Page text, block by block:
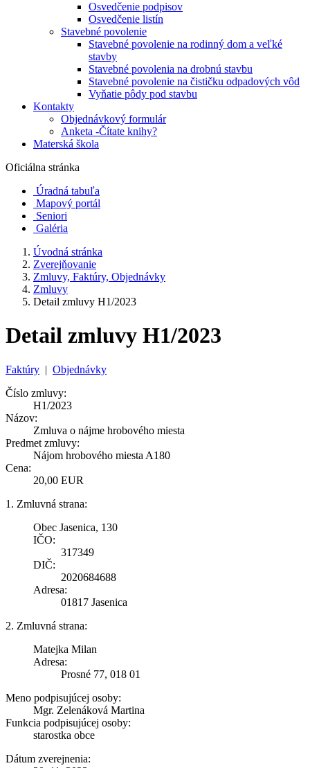
Osvedčenie podpisov
Osvedčenie listín
Stavebné povolenie
Stavebné povolenie na rodinný dom a veľké
stavby
Stavebné povolenia na drobnú stavbu
Stavebné povolenie na čističku odpadových vôd
Vyňatie pôdy pod stavbu
Kontakty
Objednávkový formulár
Anketa -Čítate knihy?
Materská škola
Oficiálna stránka
Úradná tabuľa
Mapový portál
Seniori
Galéria
Úvodná stránka
Zverejňovanie
Zmluvy, Faktúry, Objednávky
Zmluvy
Detail zmluvy H1/2023
Detail zmluvy H1/2023
Faktúry | Objednávky
Číslo zmluvy:
H1/2023
Názov:
Zmluva o nájme hrobového miesta
Predmet zmluvy:
Nájom hrobového miesta A180
Cena:
20,00 EUR
1. Zmluvná strana:
Obec Jasenica, 130
IČO:
317349
DIČ:
2020684688
Adresa:
01817 Jasenica
2. Zmluvná strana:
Matejka Milan
Adresa:
Prosné 77, 018 01
Meno podpisujúcej osoby:
Mgr. Zelenáková Martina
Funkcia podpisujúcej osoby:
starostka obce
Dátum zverejnenia: